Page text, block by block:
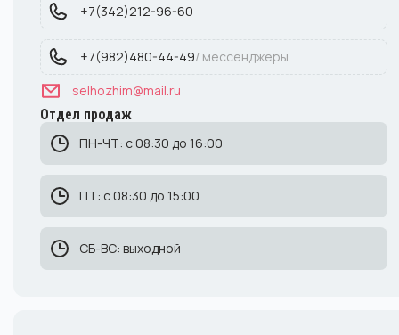
+7(342)212-96-60
+7(982)480-44-49/ мессенджеры
selhozhim@mail.ru
Отдел продаж
ПН-ЧТ: с 08:30 до 16:00
ПТ: с 08:30 до 15:00
СБ-ВС: выходной